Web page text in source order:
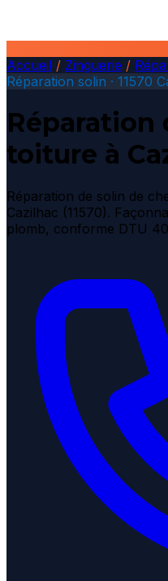
Accueil / Zinguerie /
Réparation solin · 11570
Réparation
toiture à
Réparation de solin de
Cazilhac (11570).
plomb, conforme DTU